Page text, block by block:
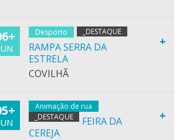
+
Desporto _DESTAQUE
RAMPA SERRA DA
ESTRELA
COVILHÃ
+
Animação de rua
_DESTAQUE
FEIRA DA
CEREJA